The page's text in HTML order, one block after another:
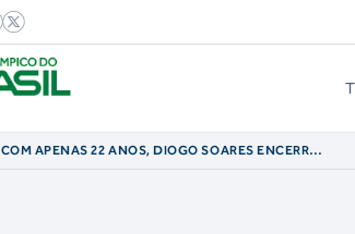
COM APENAS 22 ANOS, DIOGO SOARES ENCERRA